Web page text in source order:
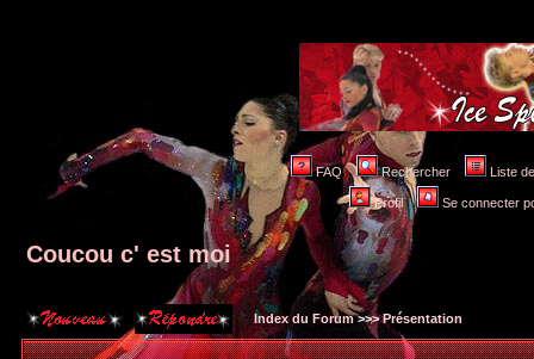
FAQ Rechercher Liste
Profil Se connecter
Coucou c' est moi
Index du Forum>>>Présentation